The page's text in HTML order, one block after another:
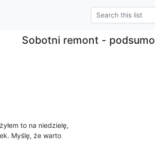
Sobotni remont -
to na niedzielę,
Myślę, że warto